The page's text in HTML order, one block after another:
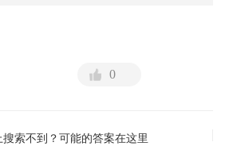
0
索不到？可能的答案在这里